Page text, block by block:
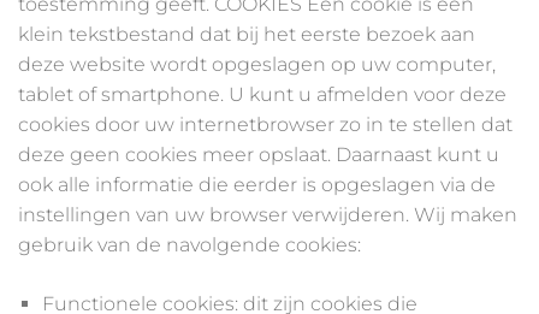
klein tekstbestand dat bij het eerste bezoek aan
deze website wordt opgeslagen op uw computer,
tablet of smartphone. U kunt u afmelden voor deze
cookies door uw internetbrowser zo in te stellen dat
deze geen cookies meer opslaat. Daarnaast kunt u
ook alle informatie die eerder is opgeslagen via de
instellingen van uw browser verwijderen. Wij maken
gebruik van de navolgende cookies:
Functionele cookies: dit zijn cookies die